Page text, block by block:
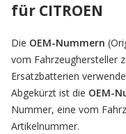
für CITROEN
Die OEM-Nummern
vom Fahrzeughersteller
Ersatzbatterien
Abgekürzt ist die OEM-
Nummer, eine vom
Artikelnummer.